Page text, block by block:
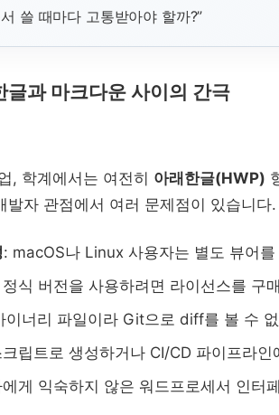
쓸 때마다 고통받아야 할까?”
글과 마크다운 사이의 간극
, 학계에서는 여전히 아래한글(HWP)
발자 관점에서 여러 문제점이 있습니다.
: macOS나 Linux 사용자는 별도 뷰어
정식 버전을 사용하려면 라이선스를 구
이너리 파일이라 Git으로 diff를 볼 수
립트로 생성하거나 CI/CD 파이프라인
게 익숙하지 않은 워드프로세서 인터